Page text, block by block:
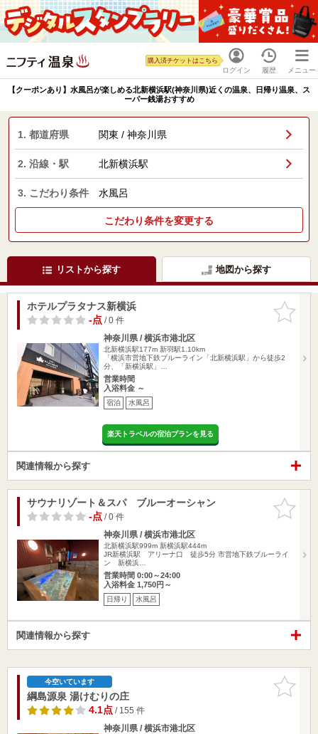
ログイン
購入済チケットはこちら
履歴 メニュー
【クーポンあり】水風呂が楽しめる北新横浜駅(神奈川県)近くの温泉、日帰り温泉、ス
ーパー銭湯おすすめ
1. 都道府県 関東 / 神奈川県
2. 沿線・駅 北新横浜駅
3. こだわり条件 水風呂
こだわり条件を変更する
リストから探す 地図から探す
お気に入
りに追加
ホテルプラタナス新横浜
-点/ 0 件
神奈川県 / 横浜市港北区
北新横浜駅177m 新羽駅1.10km
「横浜市営地下鉄ブルーライン「北新横浜駅」から徒歩2
分、「新横浜駅」…
営業時間
入浴料金 ～
宿泊 水風呂
楽天トラベルの宿泊プランを見る
関連情報から探す
お気に入
りに追加
サウナリゾート＆スパ ブルーオーシャン
-点/ 0 件
神奈川県 / 横浜市港北区
北新横浜駅999m 新横浜駅444m
JR新横浜駅 アリーナ口 徒歩5分 市営地下鉄ブルーライ
ン 新横浜…
営業時間 0:00～24:00
入浴料金 1,750円～
日帰り 水風呂
関連情報から探す
お気に入
りに追加
今空いています
綱島源泉 湯けむりの庄
4.1点/ 155 件
神奈川県 / 横浜市港北区